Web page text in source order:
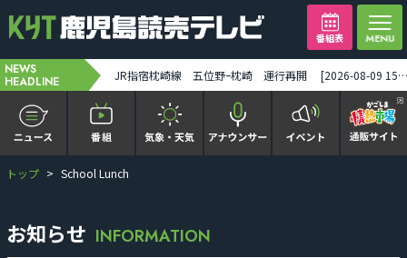
番組表
NEWS
HEADLINE 桜島が爆発 噴煙が火口から2200メートルの高さに 鹿児島市街地空は真っ暗に [2026-08-09 12:39:00] JR指宿枕崎線 五位野ｰ枕崎 運行再開 [2026-08-09 15:34:00]
かごピタ FAMILIAR
KYT news every かごしま
トップ School Lunch
お知らせ INFORMATION